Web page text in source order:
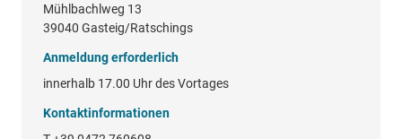
Mühlbachlweg 13
39040 Gasteig/Ratschings
Anmeldung erforderlich
innerhalb 17.00 Uhr des Vortages
Kontaktinformationen